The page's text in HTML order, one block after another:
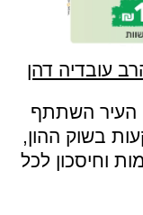
עובדיה דהן
העיר השתתף
בשוק ההון,
וחיסכון לכל